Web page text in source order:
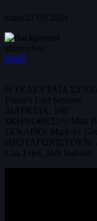
today21/05/2024
share close
email
Η ΤΕΛΕΥΤΑΙΑ
Freud’s Last Session
ΔΙΑΡΚΕΙΑ: 108’
ΣΚΗΝΟΘΕΣΙΑ: Matt
ΣΕΝΑΡΙΟ: Mark St.
ΠΡΩΤΑΓΩΝΙΣΤΟΥΝ:
Lisa Fries, Jodi Balfour